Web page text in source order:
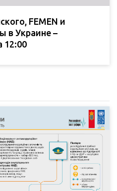
FEMEN и
в Украине –
12:00